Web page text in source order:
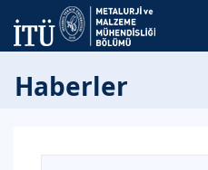
Haberler